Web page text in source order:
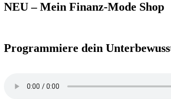
NEU – Mein Finanz-Mode Shop
Programmiere dein